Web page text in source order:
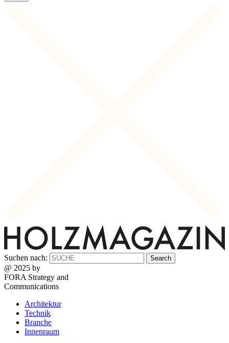
Suchen nach:
@ 2025 by
FORA Strategy and
Communications
Architektur
Technik
Branche
Innenraum